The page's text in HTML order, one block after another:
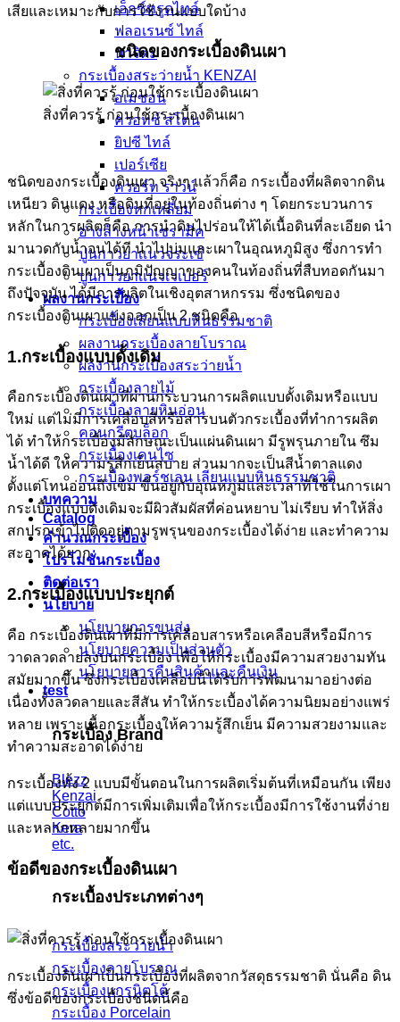
เอ็กซ์ทรูดไทล์
ฟลอเรนซ์ ไทล์
นาริตะ
กระเบื้องสระว่ายน้ำ KENZAI
อเมซอน
ควอทซ์ สโตน
ยิปซี ไทล์
เปอร์เซีย
ควอร์ท ราวน์
กระเบื้องหกเหลี่ยม
อ่างล้างหน้าเซรามิค
ปูนกาวยาเเนวจระเข้
ปูนกาวยาเเนวเวเบอร์
ผลงานกระเบื้อง
กระเบื้องเลียนแบบหินธรรมชาติ
ผลงานกระเบื้องลายโบราณ
ผลงานกระเบื้องสระว่ายนํ้า
กระเบื้องลายไม้
กระเบื้องลายหินอ่อน
คอนกรีตบล็อก
กระเบื้องเคนไซ
กระเบื้องพอร์ชเลน เลียนเเบบหินธรรมชาติ
บทความ
Catalog
คำนวณกระเบื้อง
โปรโมชั่นกระเบื้อง
ติดต่อเรา
นโยบาย
นโยบายการขนส่ง
นโยบายความเป็นส่วนตัว
นโยบายการคืนสินค้าและคืนเงิน
test
กระเบื้อง Brand
Blezz
Kenzai
Cotto
Kera
etc.
กระเบื้องประเภทต่างๆ
กระเบื้องสระว่ายน้ำ
กระเบื้องลายโบราณ
กระเบื้องแกรนิตโต้
กระเบื้อง Porcelain
เสียและเหมาะกับการใช้งานแบบใดบ้าง
ชนิดของกระเบื้องดินเผา
สิ่งที่ควรรู้ ก่อนใช้กระเบื้องดินเผา
ชนิดของกระเบื้องดินเผา จริงๆ แล้วก็คือ กระเบื้องที่ผลิตจากดิน
เหนียว ดินแดง หรือดินที่อยู่ในท้องถิ่นต่าง ๆ โดยกระบวนการ
หลักในการผลิตก็คือ การนำดินไปร่อนให้ได้เนื้อดินที่ละเอียด นำ
มานวดกับน้ำจนได้ที นำไปบ่มและเผาในอุณหภูมิสูง ซึ่งการทำ
กระเบื้องดินเผาเป็นภูมิปัญญาของคนในท้องถิ่นที่สืบทอดกันมา
ถึงปัจจุบัน ได้มีการผลิตในเชิงอุตสาหกรรม ซึ่งชนิดของ
กระเบื้องดินเผาแบ่งออกเป็น 2 ชนิดคือ
1.กระเบื้องแบบดั้งเดิม
คือกระเบื้องดินเผาที่ผ่านกระบวนการผลิตแบบดั้งเดิมหรือแบบ
ใหม่ แต่ไม่มีการเคลือบสีหรือสารบนตัวกระเบื้องที่ทำการผลิต
ได้ ทำให้กระเบื้องมีลักษณะเป็นแผ่นดินเผา มีรูพรุนภายใน ซึม
น้ำได้ดี ให้ความรู้สึกเย็นสบาย ส่วนมากจะเป็นสีน้ำตาลแดง
ตั้งแต่โทนอ่อนถึงเข้ม ขึ้นอยู่กับอุณหภูมิและเวลาที่ใช้ในการเผา
กระเบื้องแบบดังเดิมจะมีผิวสัมผัสที่ค่อนหยาบ ไม่เรียบ ทำให้สิ่ง
สกปรกเข้าไปติดอยู่ตามรูพรุนของกระเบื้องได้ง่าย และทำความ
สะอาดได้ยาก
2.กระเบื้องแบบประยุกต์
คือ กระเบื้องดินเผาที่มีการเคลือบสารหรือเคลือบสีหรือมีการ
วาดลวดลายลงบนกระเบื้อง เพื่อให้กระเบื้องมีความสวยงามทัน
สมัยมากขึ้น ซึ่งกระเบื้องเคลือบนี้ได้รับการพัฒนามาอย่างต่อ
เนื่องทั้งลวดลายและสีสัน ทำให้กระเบื้องได้ความนิยมอย่างแพร่
หลาย เพราะเนื้อกระเบื้องให้ความรู้สึกเย็น มีความสวยงามและ
ทำความสะอาดได้ง่าย
กระเบื้องทั้ง 2 แบบมีขั้นตอนในการผลิตเริ่มต้นที่เหมือนกัน เพียง
แต่แบบประยุกต์มีการเพิ่มเติมเพื่อให้กระเบื้องมีการใช้งานที่ง่าย
และหลากหลายมากขึ้น
ข้อดีของกระเบื้องดินเผา
กระเบื้องดินเผาเป็นกระเบื้องที่ผลิตจากวัสดุธรรมชาติ นั่นคือ ดิน
ซึ่งข้อดีของกระเบื้องชนิดนี้คือ